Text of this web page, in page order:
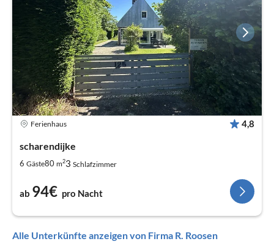
Ferienhaus 4,8
scharendijke
6 Gäste80 m23 Schlafzimmer
ab 94€ pro Nacht
Alle Unterkünfte anzeigen von Firma R. Roosen